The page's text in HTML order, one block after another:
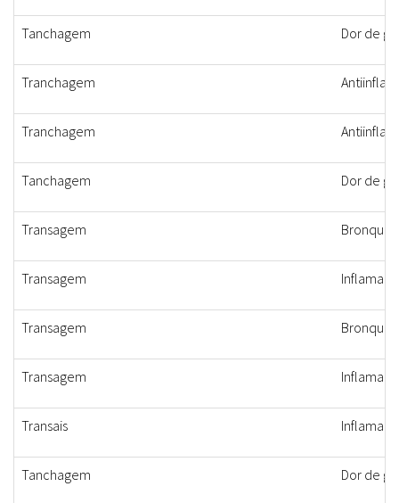
Tanchagem Dor de
Tranchagem
Tranchagem
Tanchagem Dor de
Transagem
Transagem
Transagem
Transagem
Transais
Tanchagem Dor de